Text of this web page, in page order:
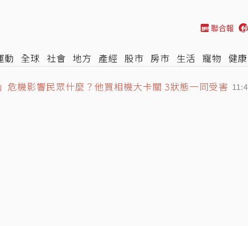
聯合報
動 全球 社會 地方 產經 股市 房市 生活 寵物 健康
危機影響民眾什麼？他買相機大卡關 3狀態一同受害
5次、再長途跋涉靠近大陸」 陸專家稱罕見 11:26